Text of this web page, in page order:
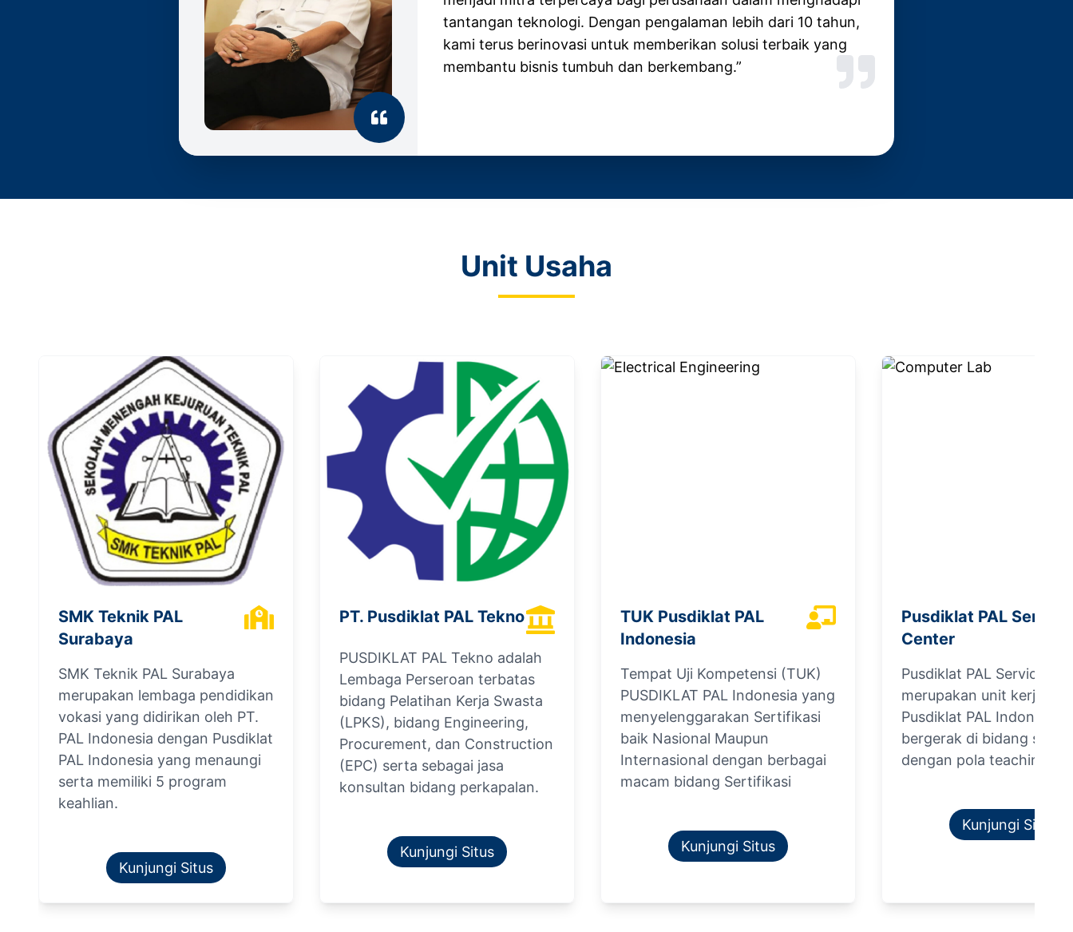
tantangan teknologi. Dengan pengalaman lebih dari 10 tahun,
kami terus berinovasi untuk memberikan solusi terbaik yang
membantu bisnis tumbuh dan berkembang.”
Unit Usaha
SMK Teknik PAL
Surabaya
SMK Teknik PAL Surabaya
merupakan lembaga pendidikan
vokasi yang didirikan oleh PT.
PAL Indonesia dengan Pusdiklat
PAL Indonesia yang menaungi
serta memiliki 5 program
keahlian.
Kunjungi Situs
PT. Pusdiklat PAL Tekno
PUSDIKLAT PAL Tekno adalah
Lembaga Perseroan terbatas
bidang Pelatihan Kerja Swasta
(LPKS), bidang Engineering,
Procurement, dan Construction
(EPC) serta sebagai jasa
konsultan bidang perkapalan.
Kunjungi Situs
TUK Pusdiklat PAL
Indonesia
Tempat Uji Kompetensi (TUK)
PUSDIKLAT PAL Indonesia yang
menyelenggarakan Sertifikasi
baik Nasional Maupun
Internasional dengan berbagai
macam bidang Sertifikasi
Kunjungi Situs
Pusdiklat PAL Service
Center
Pusdiklat PAL Service
merupakan unit kerja dari
Pusdiklat PAL Indonesia,
bergerak di bidang
dengan pola teaching
Kunjungi Situs